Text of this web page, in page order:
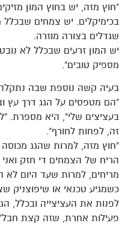
"חוץ מזה, יש בחוץ המון
בכימיקלים. יש צמחים
שגדלים בצורה מוזרה.
יש המון זרעים שבכלל לא
מספיק טובים".
בעיה קשה נוספת שבה
"הם מטפסים על הגג דרך עץ
בעציצים שלי", היא
זה, לפחות לחורף".
"חוץ מזה, למרות שהגג
הריח של הצמחים די חזק
מריחים, למרות שעד היום לא
כשמגיע טכנאי או שיפוצניק
לפנות את העציצייה ובכלל,
פעילות אחרת, שזה קצת